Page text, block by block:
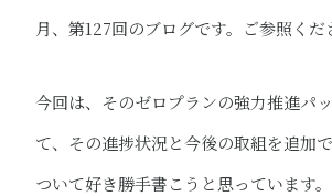
月、第127回のブログです。ご参照くだ
今回は、そのゼロプランの強力推進パ
て、その進捗状況と今後の取組を追加
ついて好き勝手書こうと思っています。